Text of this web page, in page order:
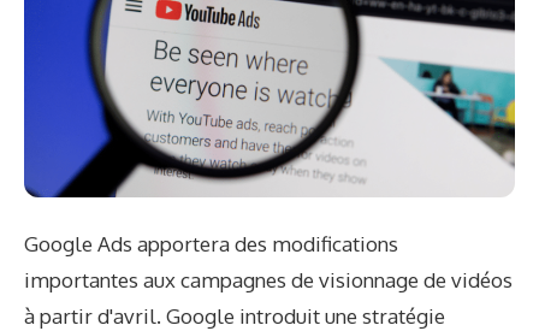
Google Ads apportera des modifications
importantes aux campagnes de visionnage de vidéos
à partir d'avril. Google introduit une stratégie